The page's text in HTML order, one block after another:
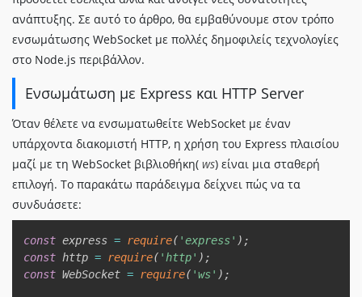
ανάπτυξης. Σε αυτό το άρθρο, θα εμβαθύνουμε στον τρόπο
ενσωμάτωσης WebSocket με πολλές δημοφιλείς τεχνολογίες
στο Node.js περιβάλλον.
Ενσωμάτωση με Express και HTTP Server
Όταν θέλετε να ενσωματωθείτε WebSocket με έναν
υπάρχοντα διακομιστή HTTP, η χρήση του Express πλαισίου
μαζί με τη WebSocket βιβλιοθήκη( ws) είναι μια σταθερή
επιλογή. Το παρακάτω παράδειγμα δείχνει πώς να τα
συνδυάσετε:
const express = require( 'express' ) ;
const http = require( 'http' ) ;
const WebSocket = require( 'ws' ) ;